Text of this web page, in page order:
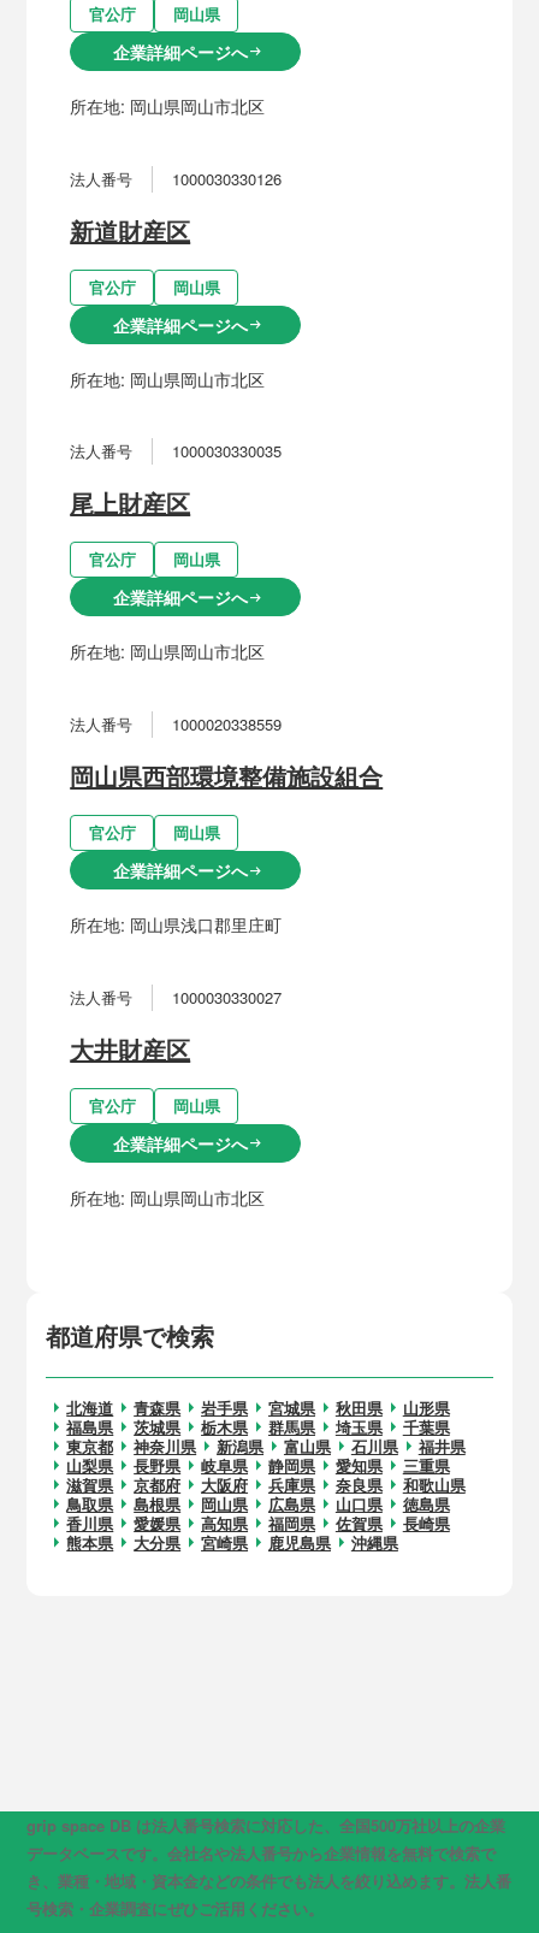
都道府県で検索
北海道 青森県 岩手県 宮城県 秋田県
山形県
福島県
茨城県 栃木県 群馬県 埼玉県
千葉県
東京都
神奈川県 新潟県 富山県 石川県
福井県
山梨県
長野県 岐阜県 静岡県 愛知県
三重県
滋賀県
京都府 大阪府 兵庫県 奈良県
和歌山県
鳥取県
島根県 岡山県 広島県 山口県
徳島県
香川県
愛媛県 高知県 福岡県 佐賀県
長崎県
熊本県
大分県 宮崎県 鹿児島県 沖縄県
官公庁 岡山県
企業詳細ページへarrow_right_alt
所在地: 岡山県岡山市北区
法人番号 1000030330126
新道財産区
官公庁 岡山県
企業詳細ページへarrow_right_alt
所在地: 岡山県岡山市北区
法人番号 1000030330035
尾上財産区
官公庁 岡山県
企業詳細ページへarrow_right_alt
所在地: 岡山県岡山市北区
法人番号 1000020338559
岡山県西部環境整備施設組合
官公庁 岡山県
企業詳細ページへarrow_right_alt
所在地: 岡山県浅口郡里庄町
法人番号 1000030330027
大井財産区
官公庁 岡山県
企業詳細ページへarrow_right_alt
所在地: 岡山県岡山市北区
grip space DB は法人番号検索に対応した、全国500万社以上の企業
データベースです。会社名や法人番号から企業情報を無料で検索で
き、業種・地域・資本金などの条件でも法人を絞り込めます。法人番
号検索・企業調査にぜひご活用ください。